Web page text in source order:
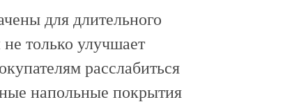
для длительного
только улучшает
расслабиться
напольные покрытия